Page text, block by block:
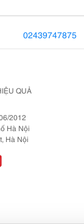
02439747875
QUẢ
2012
Hà Nội
Hà Nội